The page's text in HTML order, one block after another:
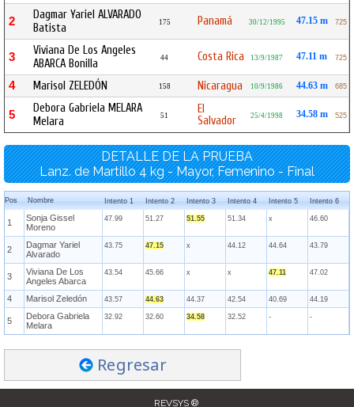
2
Dagmar Yariel ALVARADO
Batista
175 Panamá 30/12/1995 47.15 m 725
3
Viviana De Los Angeles
ABARCA Bonilla
44 Costa Rica 13/9/1987 47.11 m 725
4 Marisol ZELEDÓN 158 Nicaragua 10/9/1986 44.63 m 685
5
Debora Gabriela MELARA
Melara
51
El
Salvador
25/4/1998 34.58 m 525
DETALLE DE LA PRUEBA
Lanz. de Martillo 4 kg - Mayor, Femenino - Final
Pos Nombre Intento 1 Intento 2 Intento 3 Intento 4 Intento 5 Intento 6
1
Sonja Gissel
Moreno
47.99 51.27 51.55 51.34 x 46.60
2
Dagmar Yariel
Alvarado
43.75 47.15 x 44.12 44.64 43.79
3
Viviana De Los
Angeles Abarca
43.54 45.66 x x 47.11 47.02
4 Marisol Zeledón 43.57 44.63 44.37 42.54 40.69 44.19
5
Debora Gabriela
Melara
32.92 32.60 34.58 32.52 - -
Regresar
REVSYS ®